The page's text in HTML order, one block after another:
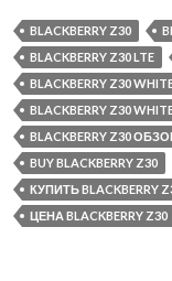
BLACKBERRY Z30
BLACKBERRY Z30 LTE
BLACKBERRY Z30
BLACKBERRY Z30 WHITE
BLACKBERRY Z30
BUY BLACKBERRY Z30
КУПИТЬ BLACKBERRY
ЦЕНА BLACKBERRY Z30